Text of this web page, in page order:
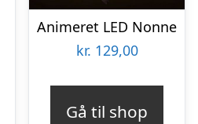
Animeret LED Nonne
kr. 129,00
Gå til shop